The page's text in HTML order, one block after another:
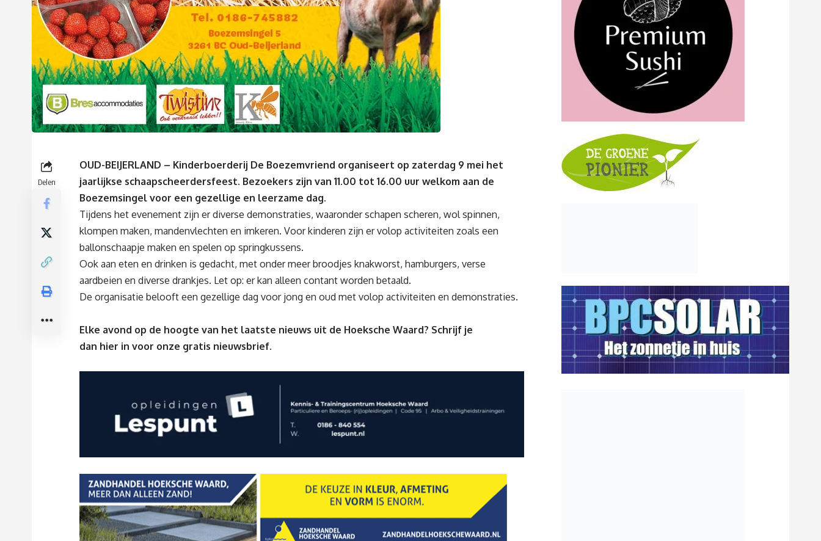
Delen
OUD-BEIJERLAND – Kinderboerderij De Boezemvriend organiseert op zaterdag 9 mei het
jaarlijkse schaapscheerdersfeest. Bezoekers zijn van 11.00 tot 16.00 uur welkom aan de
Boezemsingel voor een gezellige en leerzame dag.
Tijdens het evenement zijn er diverse demonstraties, waaronder schapen scheren, wol spinnen,
klompen maken, mandenvlechten en imkeren. Voor kinderen zijn er volop activiteiten zoals een
ballonschaapje maken en spelen op springkussens.
Ook aan eten en drinken is gedacht, met onder meer broodjes knakworst, hamburgers, verse
aardbeien en diverse drankjes. Let op: er kan alleen contant worden betaald.
De organisatie belooft een gezellige dag voor jong en oud met volop activiteiten en demonstraties.
Elke avond op de hoogte van het laatste nieuws uit de Hoeksche Waard? Schrijf je
dan hier in voor onze gratis nieuwsbrief.